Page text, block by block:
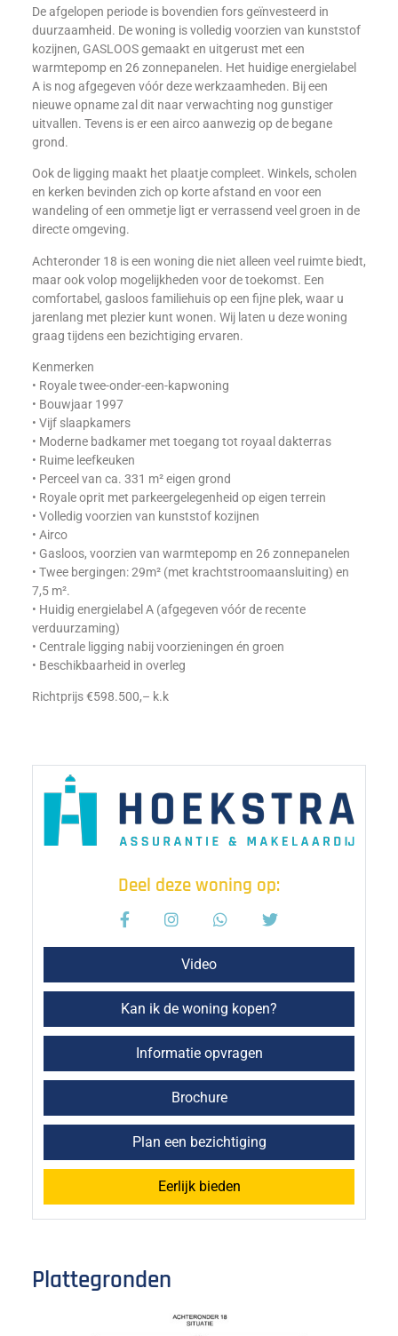
De afgelopen periode is bovendien fors geïnvesteerd in
duurzaamheid. De woning is volledig voorzien van kunststof
kozijnen, GASLOOS gemaakt en uitgerust met een
warmtepomp en 26 zonnepanelen. Het huidige energielabel
A is nog afgegeven vóór deze werkzaamheden. Bij een
nieuwe opname zal dit naar verwachting nog gunstiger
uitvallen. Tevens is er een airco aanwezig op de begane
grond.
Ook de ligging maakt het plaatje compleet. Winkels, scholen
en kerken bevinden zich op korte afstand en voor een
wandeling of een ommetje ligt er verrassend veel groen in de
directe omgeving.
Achteronder 18 is een woning die niet alleen veel ruimte biedt,
maar ook volop mogelijkheden voor de toekomst. Een
comfortabel, gasloos familiehuis op een fijne plek, waar u
jarenlang met plezier kunt wonen. Wij laten u deze woning
graag tijdens een bezichtiging ervaren.
Kenmerken
• Royale twee-onder-een-kapwoning
• Bouwjaar 1997
• Vijf slaapkamers
• Moderne badkamer met toegang tot royaal dakterras
• Ruime leefkeuken
• Perceel van ca. 331 m² eigen grond
• Royale oprit met parkeergelegenheid op eigen terrein
• Volledig voorzien van kunststof kozijnen
• Airco
• Gasloos, voorzien van warmtepomp en 26 zonnepanelen
• Twee bergingen: 29m² (met krachtstroomaansluiting) en
7,5 m².
• Huidig energielabel A (afgegeven vóór de recente
verduurzaming)
• Centrale ligging nabij voorzieningen én groen
• Beschikbaarheid in overleg
Richtprijs €598.500,– k.k
Deel deze woning op:
Video
Kan ik de woning kopen?
Informatie opvragen
Brochure
Plan een bezichtiging
Eerlijk bieden
Plattegronden